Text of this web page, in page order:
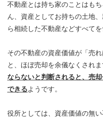
不動産とは持ち家のことはもち
ん、資産としてお持ちの土地
ら相続した不動産などすべてを
その不動産の資産価値が「売
と、ほぼ売却を余儀なくされま
ならないと判断されると、売
できるようです。
役所としては、資産価値の無